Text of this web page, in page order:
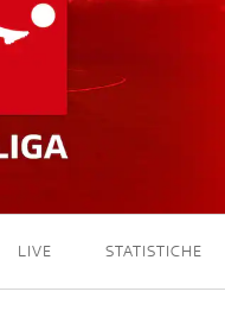
LIVE STATISTICHE